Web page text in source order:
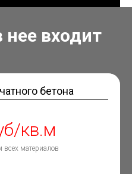
нее входит
бетона
кв.м
всех материалов